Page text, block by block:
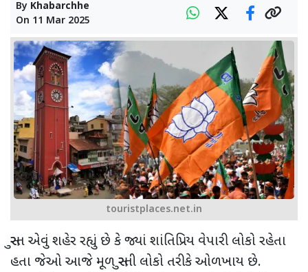
By Khabarchhe
On 11 Mar 2025
touristplaces.net.in
સુરત એવું શહેર રહ્યું છે કે જ્યાં શાંતિપ્રિય વેપારી લોકો રહેતા
હતા જેઓ આજે મૂળ સુરતી લોકો તરીકે ઓળખાય છે.